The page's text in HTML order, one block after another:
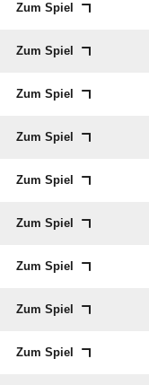
Zum Spiel
Zum Spiel
Zum Spiel
Zum Spiel
Zum Spiel
Zum Spiel
Zum Spiel
Zum Spiel
Zum Spiel